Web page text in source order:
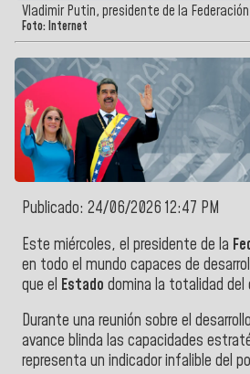
Vladimir Putin, presidente de la
Foto: Internet
Publicado: 24/06/2026 12:47 PM
Este miércoles, el presidente de la
en todo el mundo capaces de
que el Estado domina la totalidad
Durante una reunión sobre el
avance blinda las capacidades
representa un indicador infalible del